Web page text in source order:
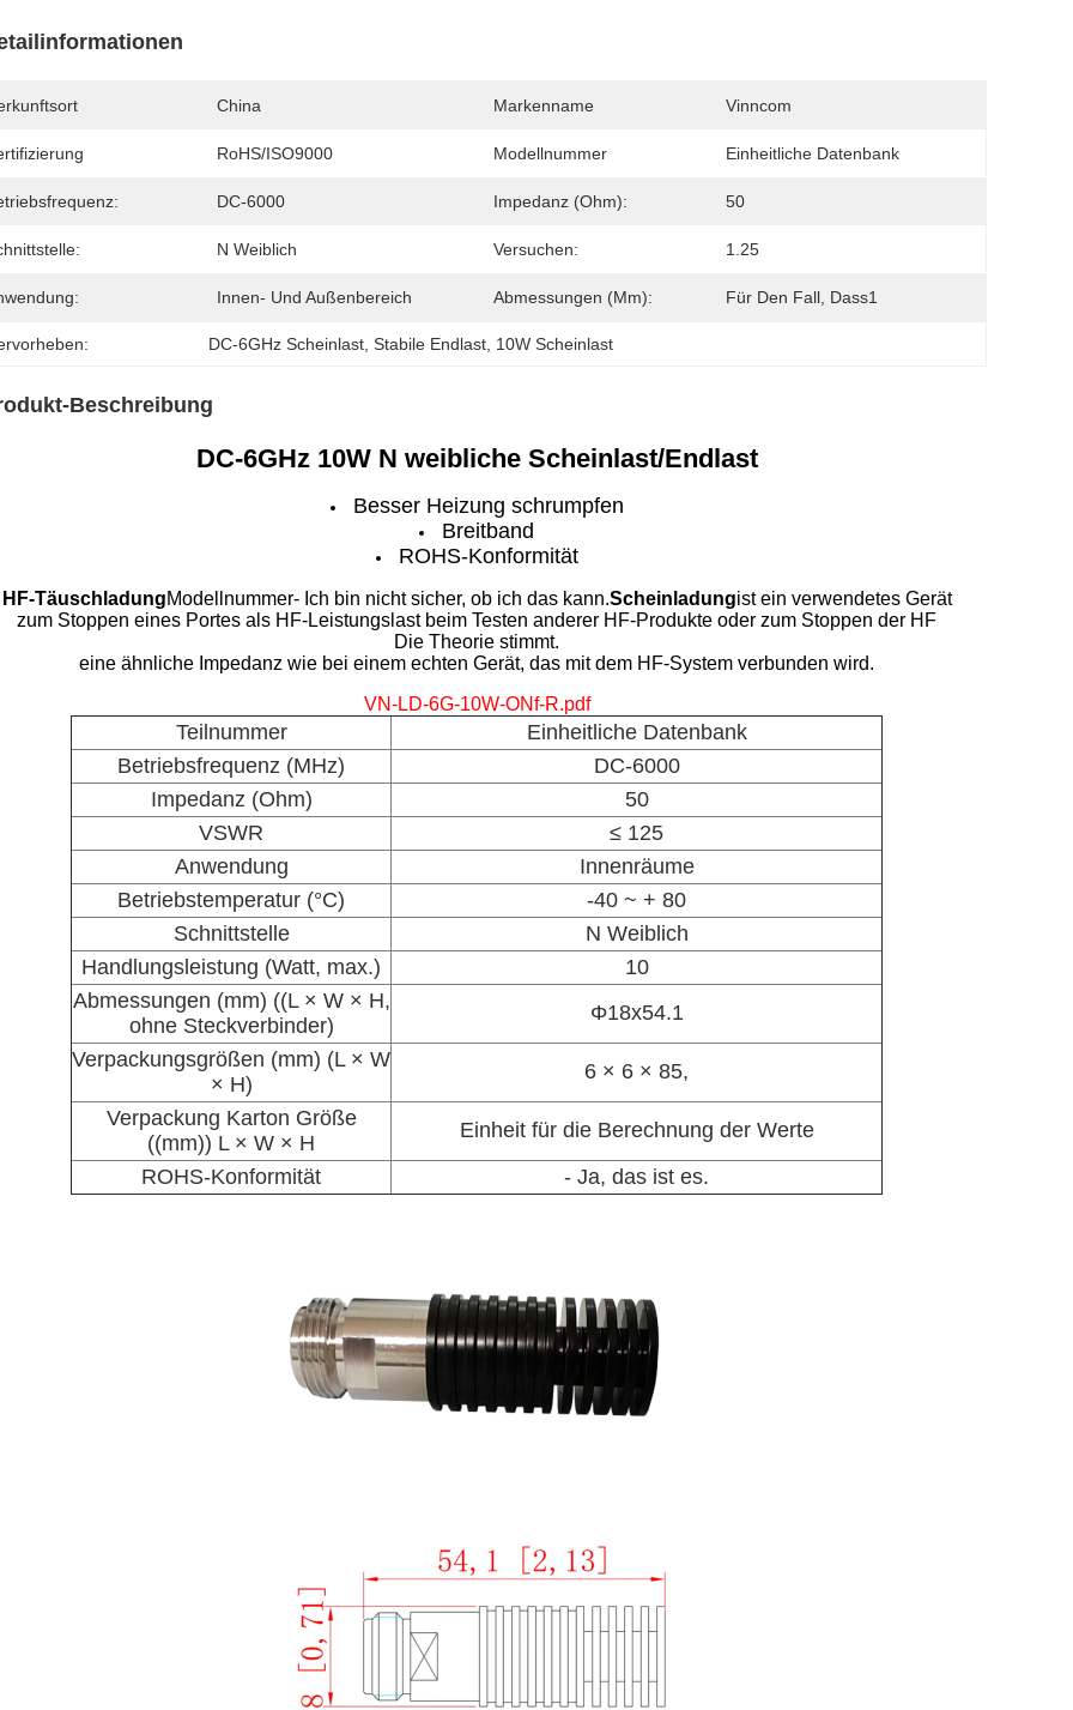
China Markenname Vinncom
RoHS/ISO9000 Modellnummer Einheitliche Datenbank
DC-6000 Impedanz (Ohm): 50
N Weiblich Versuchen: 1.25
Innen- Und Außenbereich Abmessungen (mm): Für Den Fall, Dass1
DC-6GHz Scheinlast , Stabile Endlast 10W Scheinlast
Beschreibung
DC-6GHz 10W N weibliche Scheinlast/Endlast
Besser Heizung schrumpfen
Breitband
ROHS-Konformität
HF-TäuschladungModellnummer- Ich bin nicht sicher, ob ich das kann.Scheinladungist ein verwendetes Gerät
zum Stoppen eines Portes als HF-Leistungslast beim Testen anderer HF-Produkte oder zum Stoppen der HF
Die Theorie stimmt.
eine ähnliche Impedanz wie bei einem echten Gerät, das mit dem HF-System verbunden wird.
VN-LD-6G-10W-ONf-R.pdf
Teilnummer
Einheitliche Datenbank
Betriebsfrequenz (MHz)
DC-6000
Impedanz (Ohm)
50
VSWR
≤ 125
Anwendung
Innenräume
Betriebstemperatur (°C)
-40 ~ + 80
Schnittstelle
N Weiblich
Handlungsleistung (Watt, max.)
10
Abmessungen (mm) ((L × W × H,
ohne Steckverbinder)
Φ18x54.1
Verpackungsgrößen (mm) (L × W
× H)
6 × 6 × 85,
Verpackung Karton Größe
((mm)) L × W × H
Einheit für die Berechnung der Werte
ROHS-Konformität
- Ja, das ist es.